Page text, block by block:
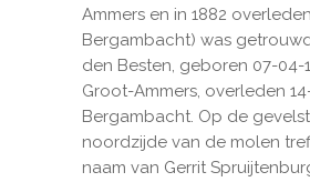
Ammers en in 1882
Bergambacht) was
den Besten, geboren 07-04-
Groot-Ammers, overleden
Bergambacht. Op de
noordzijde van de molen
naam van Gerrit